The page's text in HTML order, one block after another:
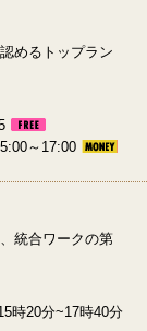
めるトップラン
～17:00
統合ワークの第
時20分~17時40分